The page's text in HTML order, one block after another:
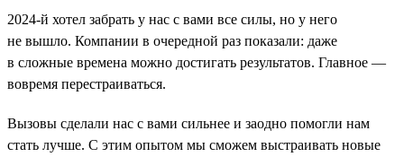
2024-й хотел забрать у нас с вами все силы, но у него
не вышло. Компании в очередной раз показали: даже
в сложные времена можно достигать результатов. Главное —
вовремя перестраиваться.
Вызовы сделали нас с вами сильнее и заодно помогли нам
стать лучше. С этим опытом мы сможем выстраивать новые